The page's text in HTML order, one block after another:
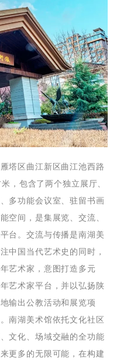
塔区曲江新区曲江池西路
，包含了两个独立展厅、
多功能会议室、驻留书画
空间，是集展览、交流、
台。交流与传播是南湖美
中国当代艺术史的同时，
艺术家，意图打造多元
艺术家平台，并以弘扬陕
输出公教活动和展览项
南湖美术馆依托文化社区
文化、场域交融的全功能
更多的无限可能，在构建